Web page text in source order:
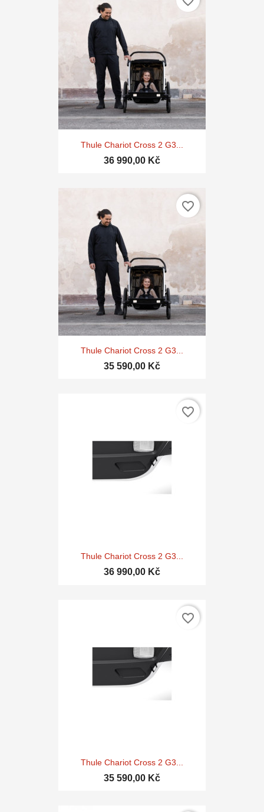
Thule Chariot Cross 2 G3...
36 990,00 Kč
Thule Chariot Cross 2 G3...
35 590,00 Kč
favorite_border
Thule Chariot Cross 2 G3...
36 990,00 Kč
favorite_border
Thule Chariot Cross 2 G3...
35 590,00 Kč
favorite_border